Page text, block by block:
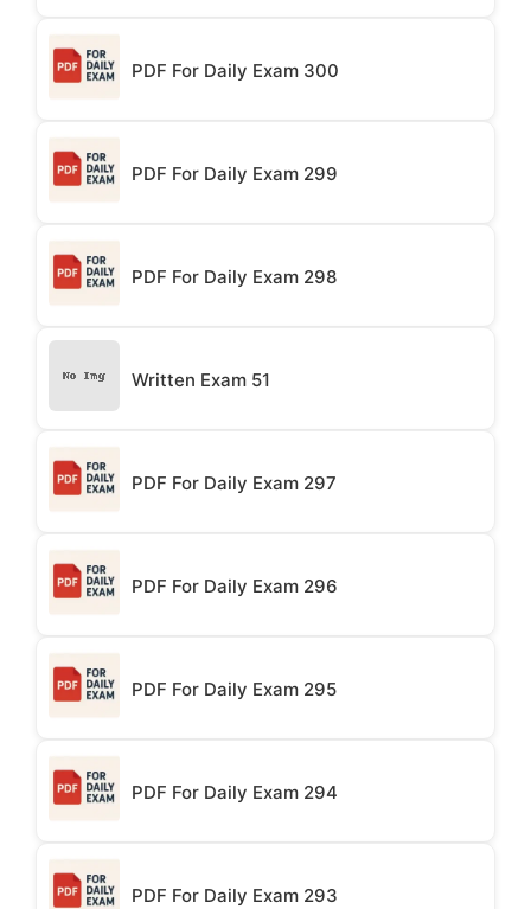
PDF For Daily Exam 300
PDF For Daily Exam 299
PDF For Daily Exam 298
Written Exam 51
PDF For Daily Exam 297
PDF For Daily Exam 296
PDF For Daily Exam 295
PDF For Daily Exam 294
PDF For Daily Exam 293